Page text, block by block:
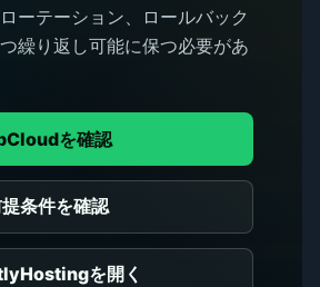
ーテーション、ロールバック
繰り返し可能に保つ必要があ
を確認
条件を確認
を開く